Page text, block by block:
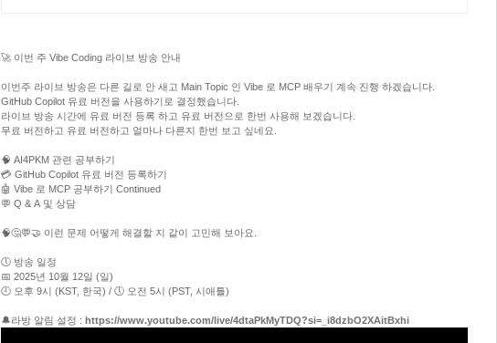
🚀 이번 주 Vibe Coding 라이브 방송 안내
이번주 라이브 방송은 다른 길로 안 새고 Main Topic 인 Vibe 로 MCP 배우기 계속 진행 하겠습니다.
GitHub Copilot 유료 버전을 사용하기로 결정했습니다.
라이브 방송 시간에 유료 버전 등록 하고 유료 버전으로 한번 사용해 보겠습니다.
무료 버전하고 유료 버전하고 얼마나 다른지 한번 보고 싶네요.
🧠 AI4PKM 관련 공부하기
💳 GitHub Copilot 유료 버전 등록하기
🤖 Vibe 로 MCP 공부하기 Continued
💬 Q & A 및 상담
🧠🤔💬🤝 이런 문제 어떻게 해결할 지 같이 고민해 보아요.
🕔 방송 일정
📅 2025년 10월 12일 (일)
🕘 오후 9시 (KST, 한국) / 🕔 오전 5시 (PST, 시애틀)
🔔라방 알림 설정 : https://www.youtube.com/live/4dtaPkMyTDQ?si=_i8dzbO2XAitBxhi